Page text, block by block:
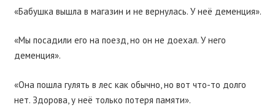
«Бабушка вышла в магазин и не вернулась. У неё деменция».
«Мы посадили его на поезд, но он не доехал. У него
деменция».
«Она пошла гулять в лес как обычно, но вот что-то долго
нет. Здорова, у неё только потеря памяти».